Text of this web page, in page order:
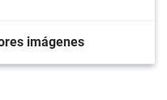
imágenes